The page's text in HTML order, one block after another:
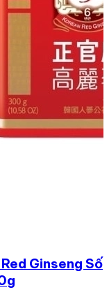
Ginseng Số